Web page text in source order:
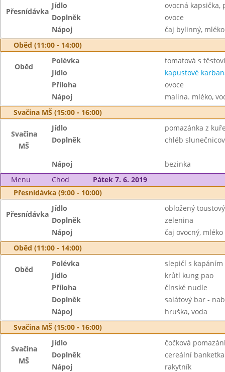
Přesnídávka
Jídlo
ovocná kapsička,
Doplněk
ovoce
Nápoj
čaj bylinný, mléko
Oběd (11:00 - 14:00)
Oběd
Polévka
tomatová s
Jídlo
kapustové
Příloha
ovoce
Nápoj
malina. mléko,
Svačina MŠ (15:00 - 16:00)
Svačina
MŠ
Jídlo
pomazánka z
Doplněk
chléb
Nápoj
bezinka
Menu
Chod
Pátek 7. 6. 2019
Přesnídávka (9:00 - 10:00)
Přesnídávka
Jídlo
obložený
Doplněk
zelenina
Nápoj
čaj ovocný, mléko
Oběd (11:00 - 14:00)
Oběd
Polévka
slepičí s kapáním
Jídlo
krůtí kung pao
Příloha
čínské nudle
Doplněk
salátový bar -
Nápoj
hruška, voda
Svačina MŠ (15:00 - 16:00)
Svačina
MŠ
Jídlo
čočková
Doplněk
cereální banketka
Nápoj
rakytník